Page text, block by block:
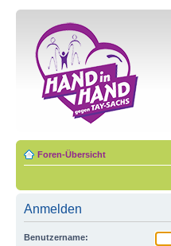
Foren-Übersicht
Anmelden
Benutzername: